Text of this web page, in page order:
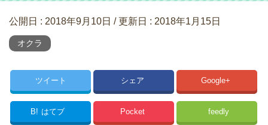
公開日 : 2018年9月10日 / 更新日 : 2018年1月15日
オクラ
ツイート シェア Google+
B! はてブ Pocket feedly